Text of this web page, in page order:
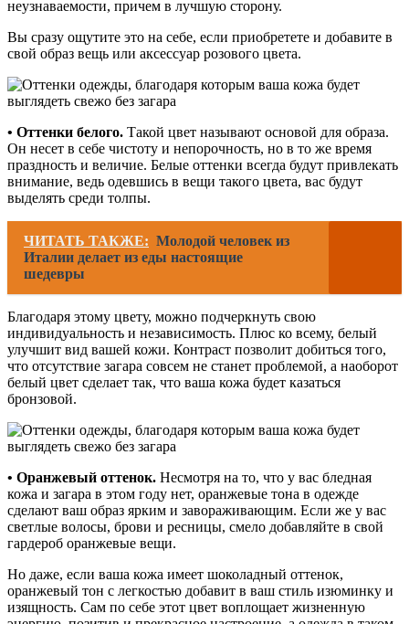
неузнаваемости, причем в лучшую сторону.
Вы сразу ощутите это на себе, если приобретете и добавите в
свой образ вещь или аксессуар розового цвета.
• Оттенки белого. Такой цвет называют основой для образа.
Он несет в себе чистоту и непорочность, но в то же время
праздность и величие. Белые оттенки всегда будут привлекать
внимание, ведь одевшись в вещи такого цвета, вас будут
выделять среди толпы.
ЧИТАТЬ ТАКЖЕ: Молодой человек из
Италии делает из еды настоящие
шедевры
Благодаря этому цвету, можно подчеркнуть свою
индивидуальность и независимость. Плюс ко всему, белый
улучшит вид вашей кожи. Контраст позволит добиться того,
что отсутствие загара совсем не станет проблемой, а наоборот
белый цвет сделает так, что ваша кожа будет казаться
бронзовой.
• Оранжевый оттенок. Несмотря на то, что у вас бледная
кожа и загара в этом году нет, оранжевые тона в одежде
сделают ваш образ ярким и завораживающим. Если же у вас
светлые волосы, брови и ресницы, смело добавляйте в свой
гардероб оранжевые вещи.
Но даже, если ваша кожа имеет шоколадный оттенок,
оранжевый тон с легкостью добавит в ваш стиль изюминку и
изящность. Сам по себе этот цвет воплощает жизненную